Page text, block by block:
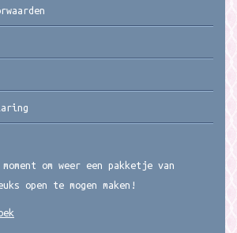
om weer een pakketje van
open te mogen maken!